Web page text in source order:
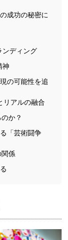
成功の秘密に
ンディング
神
の可能性を追
リアルの融合
か？
「芸術闘争
関係